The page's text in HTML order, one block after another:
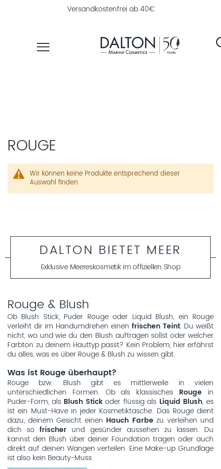
Versandkostenfrei ab 40€
DALTON
INSTITUTSKOSMETIK
ROUGE
Wir können keine Produkte entsprechend dieser
Auswahl finden
DALTON BIETET MEER
Exklusive Meereskosmetik im offiziellen Shop
Rouge & Blush
Ob Blush Stick, Puder Rouge oder Liquid Blush, ein Rouge
verleiht dir im Handumdrehen einen frischen Teint. Du weißt
nicht, wo und wie du den Blush auftragen sollst oder welcher
Farbton zu deinem Hauttyp passt? Kein Problem, hier erfährst
du alles, was es über Rouge & Blush zu wissen gibt.
Was ist Rouge überhaupt?
Rouge bzw. Blush gibt es mittlerweile in vielen
unterschiedlichen Formen. Ob als klassisches Rouge in
Puder-Form, als Blush Stickoder flüssig als Liquid Blush, es
ist ein Must-Have in jeder Kosmetiktasche. Das Rouge dient
dazu, deinem Gesicht einen Hauch Farbezu verleihen und
dich sofrischer und gesünder aussehen zu lassen. Du
kannst den Blush über deiner Foundation tragen oder auch
direkt auf deinen Wangen verteilen. Eine Make-up Grundlage
ist also kein Beauty-Muss.